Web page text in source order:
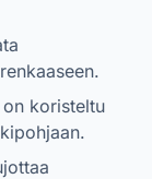
koristeltu